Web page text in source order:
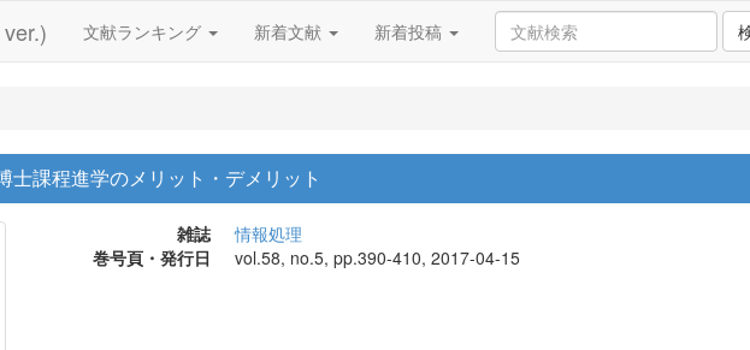
文献ランキング 新着文献 新着投稿
士課程進学のメリット・デメリット
雑誌
情報処理
巻号頁・発行日
vol.58, no.5, pp.390-410, 2017-04-15